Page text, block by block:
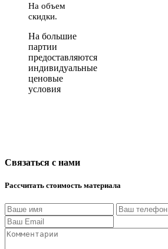
На объем
скидки.
На большие
партии
предоставляются
индивидуальные
ценовые
условия
Связаться с нами
Рассчитать стоимость материала